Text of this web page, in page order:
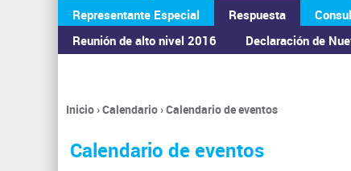
Representante Especial
Respuesta
Reunión de alto nivel 2016
Declaración de
ASAMBLEA GENERAL
Se
encuentra
usted
Inicio›Calendario›Calendario de eventos
Calendario de eventos